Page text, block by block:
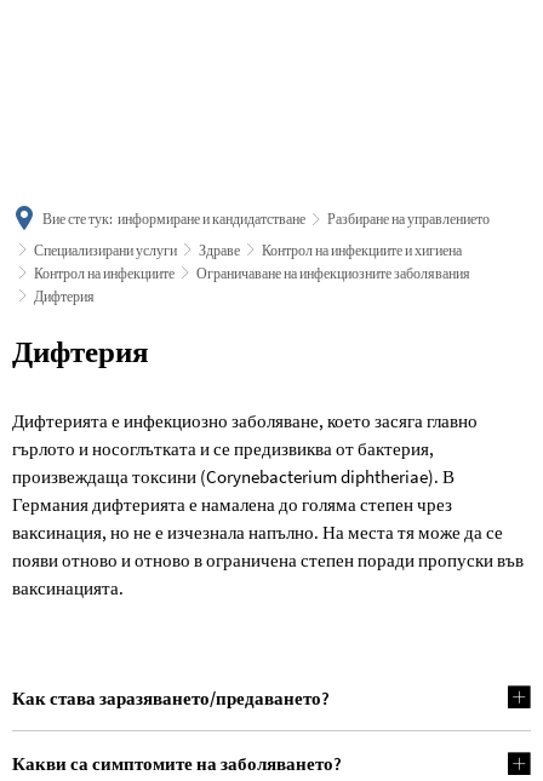
Вие сте тук: информиране и кандидатстване
Разбиране на управлението
Специализирани услуги
Здраве
Контрол на инфекциите и хигиена
Контрол на инфекциите
Ограничаване на инфекциозните заболявания
Дифтерия
Дифтерия
Дифтерия
Дифтерията е инфекциозно заболяване, което засяга главно
гърлото и носоглътката и се предизвиква от бактерия,
произвеждаща токсини (Corynebacterium diphtheriae). В
Германия дифтерията е намалена до голяма степен чрез
ваксинация, но не е изчезнала напълно. На места тя може да се
появи отново и отново в ограничена степен поради пропуски във
ваксинацията.
Как става заразяването/предаването?
Какви са симптомите на заболяването?